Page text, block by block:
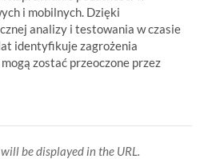
i mobilnych. Dzięki
analizy i testowania w czasie
identyfikuje zagrożenia
zostać przeoczone przez
be displayed in the URL.